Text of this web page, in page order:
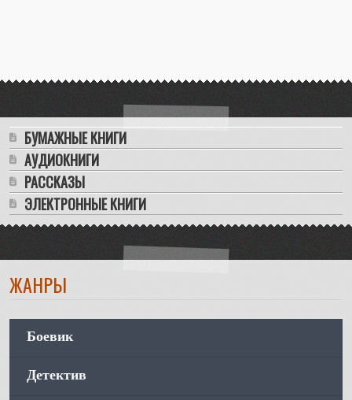
БУМАЖНЫЕ КНИГИ
АУДИОКНИГИ
РАССКАЗЫ
ЭЛЕКТРОННЫЕ КНИГИ
ЖАНРЫ
Боевик
Детектив